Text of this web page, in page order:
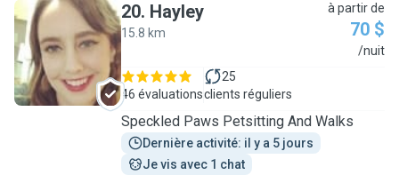
H
20. Hayley
15.8 km
à partir de
70 $
/nuit
46 évaluations
25
clients réguliers
Speckled Paws Petsitting And Walks
Dernière activité: il y a 5 jours
Je vis avec 1 chat